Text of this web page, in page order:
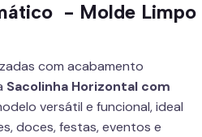
- Molde Limpo
com acabamento
Sacolinha Horizontal com
versátil e funcional, ideal
doces, festas, eventos e